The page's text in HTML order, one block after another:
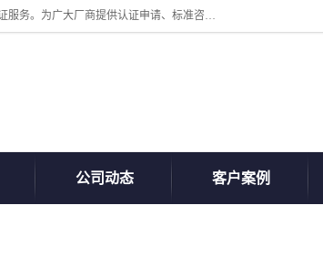
深圳万检通科技有限公司专业从事iso9001体系认证、质检报告办理流程、CE认证机构等多项综合检测与认证服务。为广大厂商提供认证申请、标准咨询、测试、技术支持、对策、获得认证等“一站式”服务。
公司动态 客户案例